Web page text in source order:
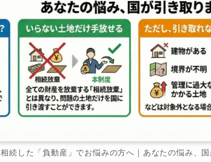
相続した「負動産」でお悩みの方へ｜あなたの悩み、